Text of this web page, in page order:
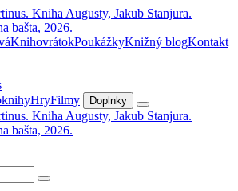
KnihovrátokPoukážkyKnižný blogKontakt
HryFilmy Doplnky